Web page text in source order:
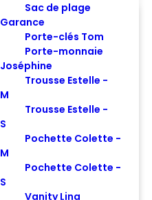
Sac de plage
Garance
Porte-clés Tom
Porte-monnaie
Joséphine
Trousse Estelle -
M
Trousse Estelle -
S
Pochette Colette -
M
Pochette Colette -
S
Vanity Lina
7 Rue de